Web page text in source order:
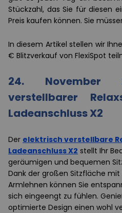
Stückzahl, das Sie für diesen
Preis kaufen können. Sie
In diesem Artikel stellen wir
€ Blitzverkauf von FlexiSpot
24. November
verstellbarer
Ladeanschluss X2
Der elektrisch verstellbare
Ladeanschluss X2 stellt Ihr
geräumigen und bequemen
Dank der großen Sitzfläche
Armlehnen können Sie
sich eingeengt zu fühlen.
optimierte Design einen wohl